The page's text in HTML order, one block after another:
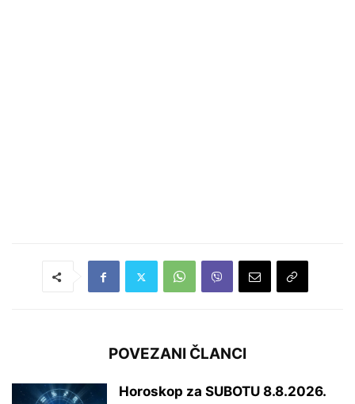
POVEZANI ČLANCI
Horoskop za SUBOTU 8.8.2026.